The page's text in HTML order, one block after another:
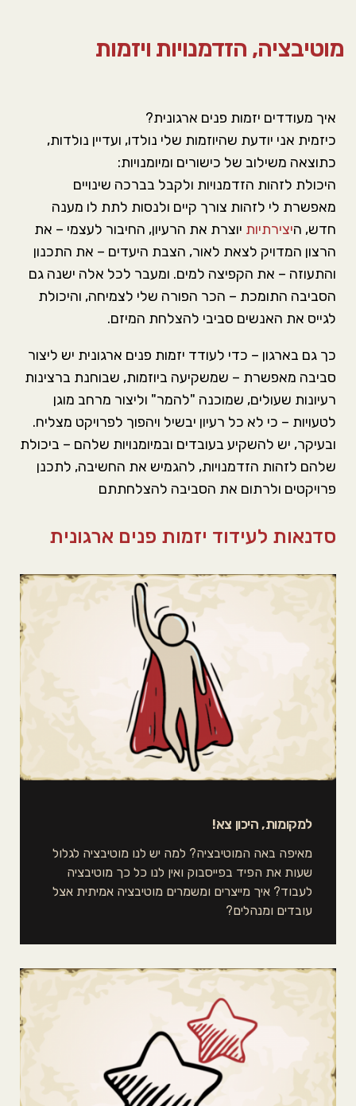
אפס את כל האפשרויות
cached
מוטיבציה, הזדמנויות ויזמות
איך מעודדים יזמות פנים ארגונית?
כיזמית אני יודעת שהיוזמות שלי נולדו, ועדיין נולדות,
כתוצאה משילוב של כישורים ומיומנויות:
היכולת לזהות הזדמנויות ולקבל בברכה שינויים
מאפשרת לי לזהות צורך קיים ולנסות לתת לו מענה
חדש, היצירתיות יוצרת את הרעיון, החיבור לעצמי – את
הרצון המדויק לצאת לאור, הצבת היעדים – את התכנון
והתעוזה – את הקפיצה למים. ומעבר לכל אלה ישנה גם
הסביבה התומכת – הכר הפורה שלי לצמיחה, והיכולת
לגייס את האנשים סביבי להצלחת המיזם.
כך גם בארגון – כדי לעודד יזמות פנים ארגונית יש ליצור
סביבה מאפשרת – שמשקיעה ביוזמות, שבוחנת ברצינות
רעיונות שעולים, שמוכנה "להמר" וליצור מרחב מוגן
לטעויות – כי לא כל רעיון יבשיל ויהפוך לפרויקט מצליח.
ובעיקר, יש להשקיע בעובדים ובמיומנויות שלהם – ביכולת
שלהם לזהות הזדמנויות, להגמיש את החשיבה, לתכנן
פרויקטים ולרתום את הסביבה להצלחתתם
סדנאות לעידוד יזמות פנים ארגונית
למקומות, היכון צא!
מאיפה באה המוטיבציה? למה יש לנו מוטיבציה לגלול
שעות את הפיד בפייסבוק ואין לנו כל כך מוטיבציה
לעבוד? איך מייצרים ומשמרים מוטיבציה אמיתית אצל
עובדים ומנהלים?